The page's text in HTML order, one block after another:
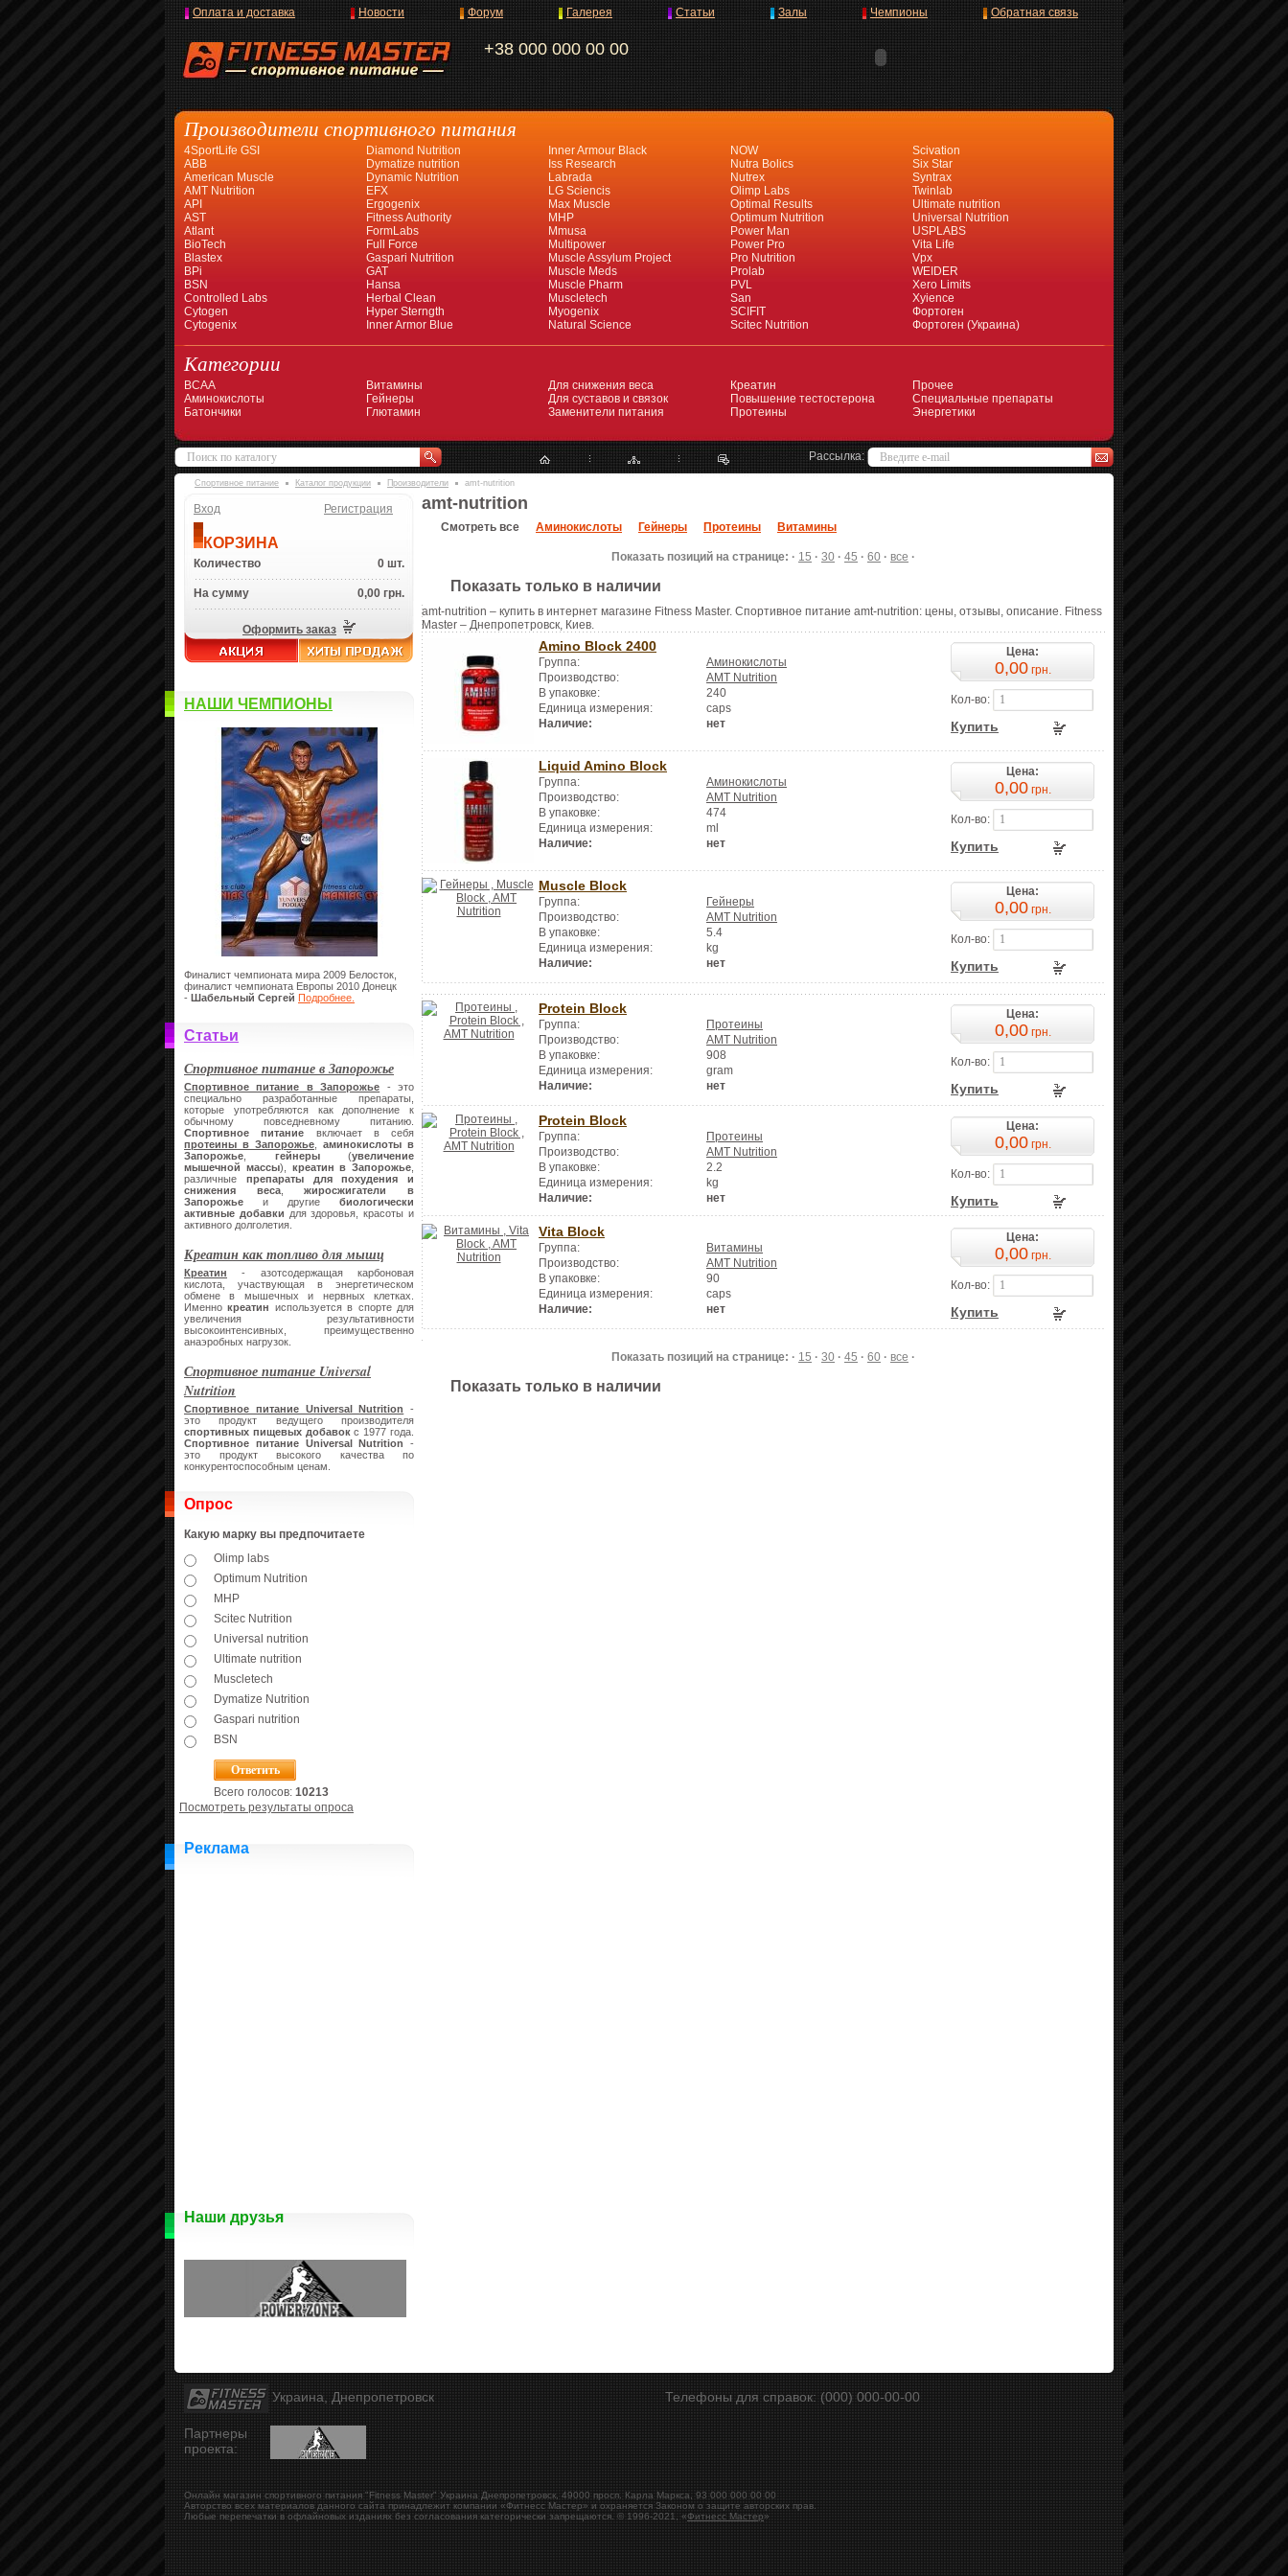
+38 000 000 00 00
Оплата и доставка Новости Форум Галерея Статьи Залы Чемпионы Обратная связь
Производители спортивного питания
4SportLife GSI
ABB
American Muscle
AMT Nutrition
API
AST
Atlant
BioTech
Blastex
BPi
BSN
Controlled Labs
Cytogen
Cytogenix
Diamond Nutrition
Dymatize nutrition
Dynamic Nutrition
EFX
Ergogenix
Fitness Authority
FormLabs
Full Force
Gaspari Nutrition
GAT
Hansa
Herbal Clean
Hyper Sterngth
Inner Armor Blue
Inner Armour Black
Iss Research
Labrada
LG Sciencis
Max Muscle
MHP
Mmusa
Multipower
Muscle Assylum Project
Muscle Meds
Muscle Pharm
Muscletech
Myogenix
Natural Science
NOW
Nutra Bolics
Nutrex
Olimp Labs
Optimal Results
Optimum Nutrition
Power Man
Power Pro
Pro Nutrition
Prolab
PVL
San
SCIFIT
Scitec Nutrition
Scivation
Six Star
Syntrax
Twinlab
Ultimate nutrition
Universal Nutrition
USPLABS
Vita Life
Vpx
WEIDER
Xero Limits
Xyience
Фортоген
Фортоген (Украина)
Категории
BCAA
Аминокислоты
Батончики
Витамины
Гейнеры
Глютамин
Для снижения веса
Для суставов и связок
Заменители питания
Креатин
Повышение тестостерона
Протеины
Прочее
Специальные препараты
Энергетики
Рассылка:
Спортивное питание Каталог продукции Производители amt-nutrition
Вход Регистрация
КОРЗИНА
Количество 0 шт.
На сумму 0,00 грн.
Оформить заказ
НАШИ ЧЕМПИОНЫ
Финалист чемпионата мира 2009 Белосток,
финалист чемпионата Европы 2010 Донецк
- Шабельный Сергей Подробнее.
Статьи
Спортивное питание в Запорожье
Спортивное питание в Запорожье - это
специально разработанные препараты,
которые употребляются как дополнение к
обычному повседневному питанию.
Спортивное питание включает в себя
протеины в Запорожье
аминокислоты в
Запорожье
гейнеры(увеличение
мышечной массы), креатин в Запорожье
различные препараты для похудения и
снижения веса,жиросжигатели в
Запорожье и другие биологически
активные добавки для здоровья, красоты и
активного долголетия.
Креатин как топливо для мышц
Креатин - азотсодержащая карбоновая
кислота, участвующая в энергетическом
обмене в мышечных и нервных клетках.
Именнокреатин используется в спорте для
увеличения результативности
высокоинтенсивных, преимущественно
анаэробных нагрузок.
Спортивное питание Universal
Nutrition
Спортивное питание Universal Nutrition
-
это продукт ведущего производителя
спортивных пищевых добавокс 1977 года.
Спортивное питание
Universal Nutrition
-
это продукт высокого качества по
конкурентоспособным ценам.
Опрос
Какую марку вы предпочитаете
Olimp labs
Optimum Nutrition
MHP
Scitec Nutrition
Universal nutrition
Ultimate nutrition
Muscletech
Dymatize Nutrition
Gaspari nutrition
BSN
Всего голосов: 10213
Посмотреть результаты опроса
Реклама
Наши друзья
amt-nutrition
Смотреть все Аминокислоты Гейнеры Протеины Витамины
Показать позиций на странице: · 15 · 30 · 45 · 60 · все ·
Показать только в наличии
amt-nutrition – купить в интернет магазине Fitness Master. Спортивное питание amt-nutrition: цены, отзывы, описание. Fitness
Master – Днепропетровск, Киев.
Amino Block 2400
Группа:
Аминокислоты
Производство:
AMT Nutrition
В упаковке:
240
Единица измерения:
caps
Наличие:
нет
Цена:
0,00грн.
Кол-во:
Купить
Liquid Amino Block
Группа:
Аминокислоты
Производство:
AMT Nutrition
В упаковке:
474
Единица измерения:
ml
Наличие:
нет
Цена:
0,00грн.
Кол-во:
Купить
Muscle Block
Группа:
Гейнеры
Производство:
AMT Nutrition
В упаковке:
5.4
Единица измерения:
kg
Наличие:
нет
Цена:
0,00грн.
Кол-во:
Купить
Protein Block
Группа:
Протеины
Производство:
AMT Nutrition
В упаковке:
908
Единица измерения:
gram
Наличие:
нет
Цена:
0,00грн.
Кол-во:
Купить
Protein Block
Группа:
Протеины
Производство:
AMT Nutrition
В упаковке:
2.2
Единица измерения:
kg
Наличие:
нет
Цена:
0,00грн.
Кол-во:
Купить
Vita Block
Группа:
Витамины
Производство:
AMT Nutrition
В упаковке:
90
Единица измерения:
caps
Наличие:
нет
Цена:
0,00грн.
Кол-во:
Купить
Показать позиций на странице: · 15 · 30 · 45 · 60 · все ·
Показать только в наличии
Украина, Днепропетровск Телефоны для справок: (000) 000-00-00
Партнеры
проекта:
Онлайн магазин спортивного питания "Fitness Master" Украина Днепропетровск 49000 просп. Карла Маркса, 93 000 000 00 00
Авторство всех материалов данного сайта принадлежит компании «Фитнесс Мастер» и охраняется Законом о защите авторских прав.
Любые перепечатки в офлайновых изданиях без согласования категорически запрещаются. © 1996-2021, «Фитнесс Мастер»